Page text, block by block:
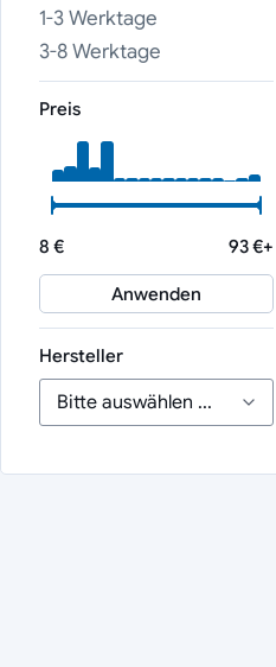
1-3 Werktage
3-8 Werktage
Preis
8 € 93 €+
Anwenden
Hersteller